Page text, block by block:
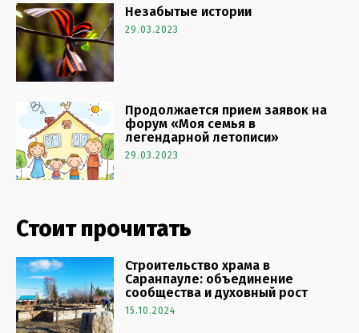
Незабытые истории
29.03.2023
Продолжается прием заявок на
форум «Моя семья в
легендарной летописи»
29.03.2023
Стоит прочитать
Строительство храма в
Саранпауле: объединение
сообщества и духовный рост
15.10.2024